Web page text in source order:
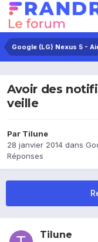
Google (LG) Nexus 5 -
Avoir des
veille
Par Tilune
28 janvier 2014 dans
Réponses
Tilune